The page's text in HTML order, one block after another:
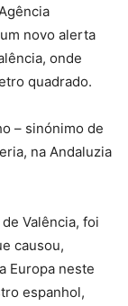
novo alerta
onde
quadrado.
– sinónimo de
na Andaluzia
Valência, foi
causou,
Europa neste
espanhol,